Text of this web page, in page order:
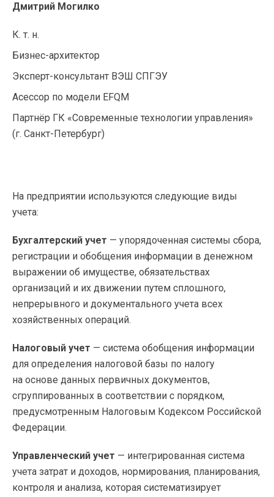
Дмитрий Могилко
К. т. н.
Бизнес-архитектор
Эксперт-консультант ВЭШ СПГЭУ
Асессор по модели EFQM
Партнёр ГК «Современные технологии управления»
(г. Санкт-Петербург)
На предприятии используются следующие виды
учета:
Бухгалтерский учет — упорядоченная системы сбора,
регистрации и обобщения информации в денежном
выражении об имуществе, обязательствах
организаций и их движении путем сплошного,
непрерывного и документального учета всех
хозяйственных операций.
Налоговый учет — система обобщения информации
для определения налоговой базы по налогу
на основе данных первичных документов,
сгруппированных в соответствии с порядком,
предусмотренным Налоговым Кодексом Российской
Федерации.
Управленческий учет — интегрированная система
учета затрат и доходов, нормирования, планирования,
контроля и анализа, которая систематизирует